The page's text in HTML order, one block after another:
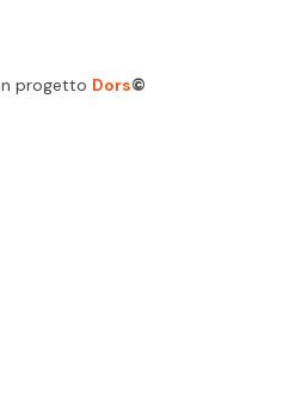
progetto Dors©